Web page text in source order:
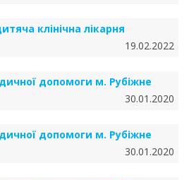
клінічна лікарня
19.02.2022
допомоги м. Рубіжне
30.01.2020
допомоги м. Рубіжне
30.01.2020